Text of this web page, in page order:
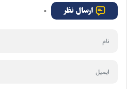
ارسال نظر